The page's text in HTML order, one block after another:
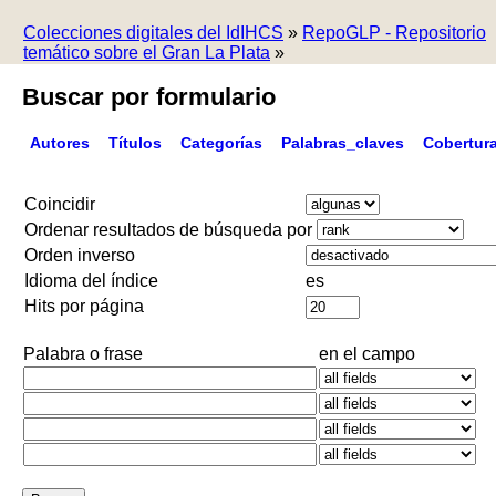
Colecciones digitales del IdIHCS » RepoGLP - Repositorio
temático sobre el Gran La Plata »
Buscar por formulario
Autores Títulos Categorías Palabras_claves
Coincidir
Ordenar resultados de búsqueda por
Orden inverso
Idioma del índice
es
Hits por página
Palabra o frase en el campo